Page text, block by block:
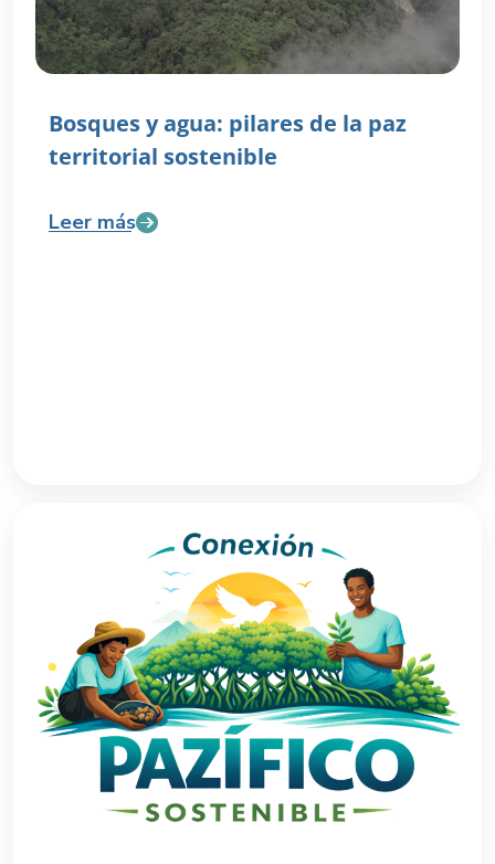
Bosques y agua: pilares de la paz
territorial sostenible
Leer más